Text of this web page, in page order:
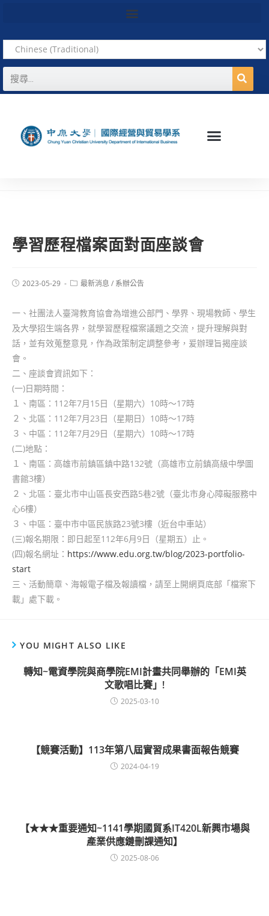
學習歷程檔案面對面座談會
2023-05-29 最新消息 / 系辦公告
一、社團法人臺灣教育協會為增進公部門、學界、現場教師、學生
及大學招生端各界，就學習歷程檔案議題之交流，提升理解與對
話，並有效蒐整意見，作為政策制定調整參考，爰辦理旨揭座談
會。
二、座談會資訊如下：
(一)日期時間：
１、南區：112年7月15日（星期六）10時～17時
２、北區：112年7月23日（星期日）10時～17時
３、中區：112年7月29日（星期六）10時～17時
(二)地點：
１、南區：高雄市前鎮區鎮中路132號（高雄市立前鎮高級中學圖
書館3樓）
２、北區：臺北市中山區長安西路5巷2號（臺北市身心障礙服務中
心6樓）
３、中區：臺中市中區民族路23號3樓（近台中車站）
(三)報名期限：即日起至112年6月9日（星期五）止。
(四)報名網址： https://www.edu.org.tw/blog/2023-portfolio-
start
三、活動簡章、海報電子檔及報讀檔，請至上開網頁底部「檔案下
載」處下載。
YOU MIGHT ALSO LIKE
轉知~電資學院與商學院EMI計畫共同舉辦的「EMI英
文歌唱比賽」!
2025-03-10
【競賽活動】113年第八屆實習成果書面報告競賽
2024-04-19
【★★★重要通知~1141學期國貿系IT420L新興市場與
產業供應鏈刪課通知】
2025-08-06